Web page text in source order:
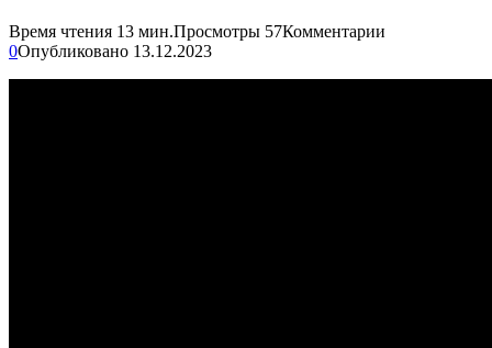
Время чтения 13 мин.Просмотры 57Комментарии
0Опубликовано 13.12.2023